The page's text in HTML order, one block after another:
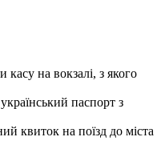
на вокзалі, з якого
паспорт з
квиток на поїзд до міста